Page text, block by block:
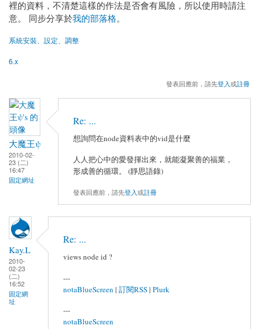
裡的資料，不清楚這樣的作法是否會有風險，所以使用時請注
意。 同步分享於我的部落格。
系統安裝、設定、調整
6.x
發表回應前，請先登入或註冊
大魔王ψ
2010-02-
23 (二)
16:47
固定網址
Re: ...
想詢問在node資料表中的vid是什麼
人人把心中的愛發揮出來，就能凝聚善的福業，
形成善的循環。 (靜思語錄)
發表回應前，請先登入或註冊
Kay.L
2010-
02-23
(二)
16:52
固定網
址
Re: ...
views node id ?
---
notaBlueScreen | 訂閱RSS| Plurk
---
notaBlueScreen